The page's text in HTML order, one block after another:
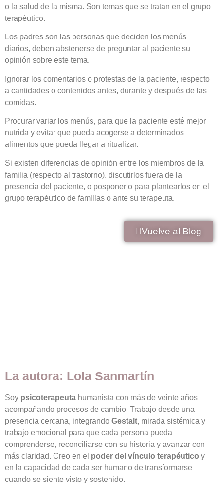
o la salud de la misma. Son temas que se tratan en el grupo
terapéutico.
Los padres son las personas que deciden los menús
diarios, deben abstenerse de preguntar al paciente su
opinión sobre este tema.
Ignorar los comentarios o protestas de la paciente, respecto
a cantidades o contenidos antes, durante y después de las
comidas.
Procurar variar los menús, para que la paciente esté mejor
nutrida y evitar que pueda acogerse a determinados
alimentos que pueda llegar a ritualizar.
Si existen diferencias de opinión entre los miembros de la
familia (respecto al trastorno), discutirlos fuera de la
presencia del paciente, o posponerlo para plantearlos en el
grupo terapéutico de familias o ante su terapeuta.
Vuelve al Blog
La autora: Lola Sanmartín
Soy psicoterapeuta humanista con más de veinte años
acompañando procesos de cambio. Trabajo desde una
presencia cercana, integrando Gestalt, mirada sistémica y
trabajo emocional para que cada persona pueda
comprenderse, reconciliarse con su historia y avanzar con
más claridad. Creo en el poder del vínculo terapéutico y
en la capacidad de cada ser humano de transformarse
cuando se siente visto y sostenido.